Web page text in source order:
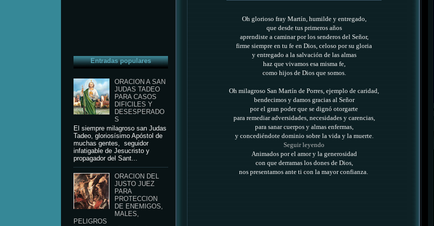
Entradas populares
ORACION A SAN
JUDAS TADEO
PARA CASOS
DIFICILES Y
DESESPERADO
S
El siempre milagroso san Judas
Tadeo, gloriosísimo Apóstol de
muchas gentes, seguidor
infatigable de Jesucristo y
propagador del Sant...
ORACION DEL
JUSTO JUEZ
PARA
PROTECCION
DE ENEMIGOS,
MALES,
PELIGROS
Oh glorioso fray Martín, humilde y entregado,
que desde tus primeros años
aprendiste a caminar por los senderos del Señor,
firme siempre en tu fe en Dios, celoso por su gloria
y entregado a la salvación de las almas
haz que vivamos esa misma fe,
como hijos de Dios que somos.
Oh milagroso San Martín de Porres, ejemplo de caridad,
bendecimos y damos gracias al Señor
por el gran poder que se dignó otorgarte
para remediar adversidades, necesidades y carencias,
para sanar cuerpos y almas enfermas,
y concediéndote dominio sobre la vida y la muerte.
Seguir leyendo
Animados por el amor y la generosidad
con que derramas los dones de Dios,
nos presentamos ante ti con la mayor confianza.